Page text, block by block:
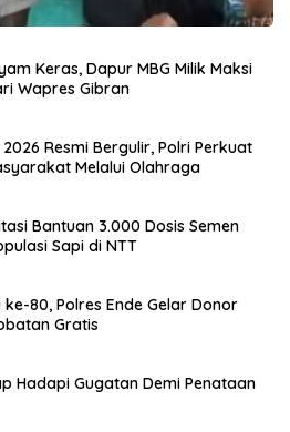
Keras, Dapur MBG Milik Maksi
Wapres Gibran
Resmi Bergulir, Polri Perkuat
Melalui Olahraga
Bantuan 3.000 Dosis Semen
Sapi di NTT
80, Polres Ende Gelar Donor
Gratis
Hadapi Gugatan Demi Penataan